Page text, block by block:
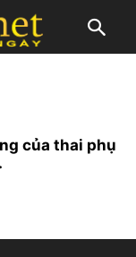
của thai phụ